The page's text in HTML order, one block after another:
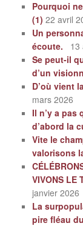
Pourquoi
(1) 22 avril
Un
écoute.
13
Se peut-il
d’un
D’où vient
mars 2026
Il n’y a pas
d’abord la
Vite le
valorisons
VIVONS LE
janvier 2026
La
pire fléau